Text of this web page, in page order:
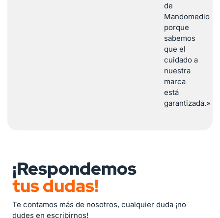
de
Mandomedio
porque
sabemos
que el
cuidado a
nuestra
marca
está
garantizada.»
¡Respondemos
tus dudas!
Te contamos más de nosotros, cualquier duda ¡no
dudes en escribirnos!